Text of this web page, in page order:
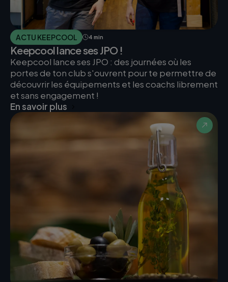
ACTU KEEPCOOL 4 min
Keepcool lance ses JPO !
Keepcool lance ses JPO : des journées où les
portes de ton club s'ouvrent pour te permettre de
découvrir les équipements et les coachs librement
et sans engagement !
En savoir plus